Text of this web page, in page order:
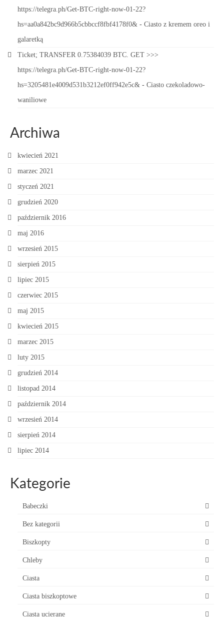
https://telegra.ph/Get-BTC-right-now-01-22?
hs=aa0a842bc9d966b5cbbccf8fbf4178f0& - Ciasto z kremem oreo i
galaretką
Ticket; TRANSFER 0.75384039 BTC. GET >>>
https://telegra.ph/Get-BTC-right-now-01-22?
hs=3205481e4009d531b3212ef0ff942e5c& - Ciasto czekoladowo-
waniliowe
Archiwa
kwiecień 2021
marzec 2021
styczeń 2021
grudzień 2020
październik 2016
maj 2016
wrzesień 2015
sierpień 2015
lipiec 2015
czerwiec 2015
maj 2015
kwiecień 2015
marzec 2015
luty 2015
grudzień 2014
listopad 2014
październik 2014
wrzesień 2014
sierpień 2014
lipiec 2014
Kategorie
Babeczki
Bez kategorii
Biszkopty
Chleby
Ciasta
Ciasta biszkoptowe
Ciasta ucierane